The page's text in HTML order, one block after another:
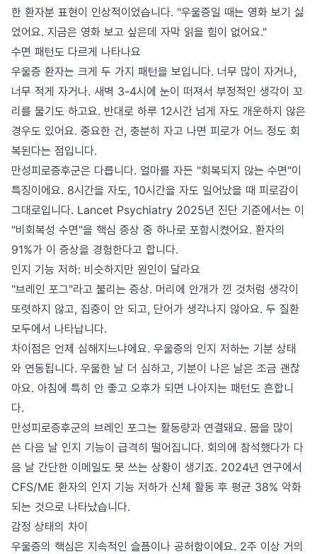
한 환자분 표현이 인상적이었습니다. "우울증일 때는 영화 보기 싫
었어요. 지금은 영화 보고 싶은데 자막 읽을 힘이 없어요."
수면 패턴도 다르게 나타나요
우울증 환자는 크게 두 가지 패턴을 보입니다. 너무 많이 자거나,
너무 적게 자거나. 새벽 3-4시에 눈이 떠져서 부정적인 생각이 꼬
리를 물기도 하고요. 반대로 하루 12시간 넘게 자도 개운하지 않은
경우도 있어요. 중요한 건, 충분히 자고 나면 피로가 어느 정도 회
복된다는 점입니다.
만성피로증후군은 다릅니다. 얼마를 자든 "회복되지 않는 수면"이
특징이에요. 8시간을 자도, 10시간을 자도 일어났을 때 피로감이
그대로입니다. Lancet Psychiatry 2025년 진단 기준에서는 이
"비회복성 수면"을 핵심 증상 중 하나로 포함시켰어요. 환자의
91%가 이 증상을 경험한다고 합니다.
인지 기능 저하: 비슷하지만 원인이 달라요
"브레인 포그"라고 불리는 증상. 머리에 안개가 낀 것처럼 생각이
또렷하지 않고, 집중이 안 되고, 단어가 생각나지 않아요. 두 질환
모두에서 나타납니다.
차이점은 언제 심해지느냐에요. 우울증의 인지 저하는 기분 상태
와 연동됩니다. 우울한 날 더 심하고, 기분이 나은 날은 조금 괜찮
아요. 아침에 특히 안 좋고 오후가 되면 나아지는 패턴도 흔합니
다.
만성피로증후군의 브레인 포그는 활동량과 연결돼요. 몸을 많이
쓴 다음 날 인지 기능이 급격히 떨어집니다. 회의에 참석했다가 다
음 날 간단한 이메일도 못 쓰는 상황이 생기죠. 2024년 연구에서
CFS/ME 환자의 인지 기능 저하가 신체 활동 후 평균 38% 악화
되는 것으로 나타났습니다.
감정 상태의 차이
우울증의 핵심은 지속적인 슬픔이나 공허함이에요. 2주 이상 거의